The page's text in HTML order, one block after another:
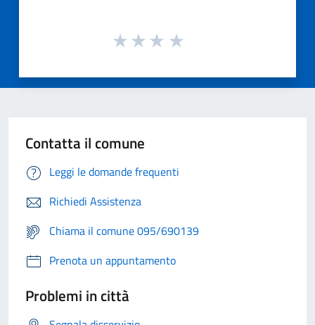
Contatta il comune
Leggi le domande frequenti
Richiedi Assistenza
Chiama il comune 095/690139
Prenota un appuntamento
Problemi in città